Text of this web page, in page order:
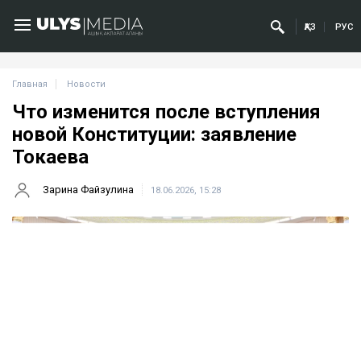
ҚАЗ РУС
Главная Новости
Что изменится после вступления
новой Конституции: заявление
Токаева
Зарина Файзулина 18.06.2026, 15:28